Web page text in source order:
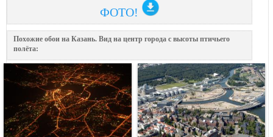
ФОТО!
Похожие обои на Казань. Вид на центр города с высоты птичьего
полёта: